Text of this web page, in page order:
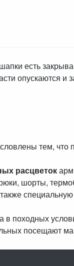
есть
опускаются и
тем, что
расцветок
шорты,
походных
посещают